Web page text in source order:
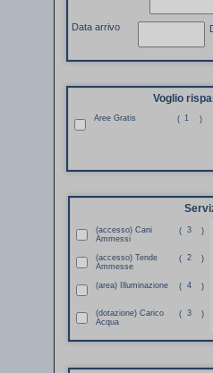
Data arrivo
Voglio
( 1 )
Aree Gratis
(accesso) Cani
Ammessi
( 3 )
(accesso) Tende
Ammesse
( 2 )
(area) Illuminazione ( 4 )
(dotazione) Carico
Acqua
( 3 )